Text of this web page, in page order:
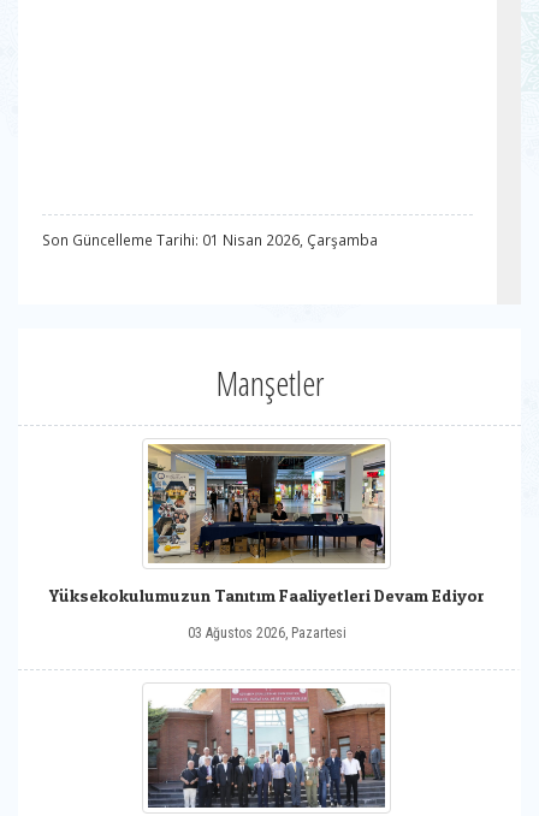
Son Güncelleme Tarihi: 01 Nisan 2026, Çarşamba
Manşetler
Yüksekokulumuzun Tanıtım Faaliyetleri Devam Ediyor
03 Ağustos 2026, Pazartesi